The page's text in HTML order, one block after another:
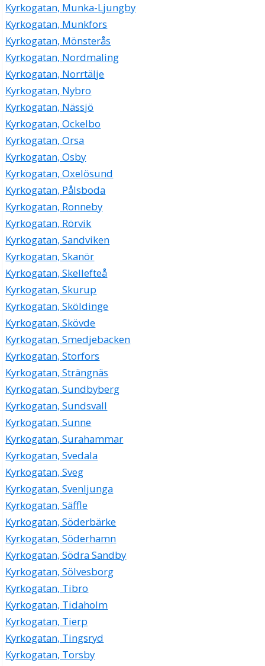
Kyrkogatan, Munka-Ljungby
Kyrkogatan, Munkfors
Kyrkogatan, Mönsterås
Kyrkogatan, Nordmaling
Kyrkogatan, Norrtälje
Kyrkogatan, Nybro
Kyrkogatan, Nässjö
Kyrkogatan, Ockelbo
Kyrkogatan, Orsa
Kyrkogatan, Osby
Kyrkogatan, Oxelösund
Kyrkogatan, Pålsboda
Kyrkogatan, Ronneby
Kyrkogatan, Rörvik
Kyrkogatan, Sandviken
Kyrkogatan, Skanör
Kyrkogatan, Skellefteå
Kyrkogatan, Skurup
Kyrkogatan, Sköldinge
Kyrkogatan, Skövde
Kyrkogatan, Smedjebacken
Kyrkogatan, Storfors
Kyrkogatan, Strängnäs
Kyrkogatan, Sundbyberg
Kyrkogatan, Sundsvall
Kyrkogatan, Sunne
Kyrkogatan, Surahammar
Kyrkogatan, Svedala
Kyrkogatan, Sveg
Kyrkogatan, Svenljunga
Kyrkogatan, Säffle
Kyrkogatan, Söderbärke
Kyrkogatan, Söderhamn
Kyrkogatan, Södra Sandby
Kyrkogatan, Sölvesborg
Kyrkogatan, Tibro
Kyrkogatan, Tidaholm
Kyrkogatan, Tierp
Kyrkogatan, Tingsryd
Kyrkogatan, Torsby